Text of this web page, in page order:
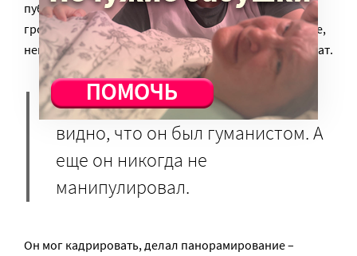
публикации в СМИ, поэтому жесткая цензура ему не
грозила. И он мог снимать все, что хотел: в том числе,
немецких мирных жителей или спящих русских солдат.
По фотографиям Фаминского
видно, что он был гуманистом. А
еще он никогда не
манипулировал.
Он мог кадрировать, делал панорамирование –